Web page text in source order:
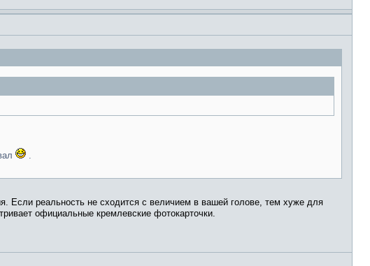
.
Если реальность не сходится с величием в вашей голове, тем хуже для
официальные кремлевские фотокарточки.